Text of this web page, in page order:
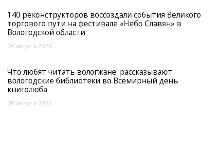
140 реконструкторов воссоздали события Великого
торгового пути на фестивале «Небо Славян» в
Вологодской области
09 августа 2026
Что любят читать вологжане: рассказывают
вологодские библиотеки во Всемирный день
книголюба
09 августа 2026